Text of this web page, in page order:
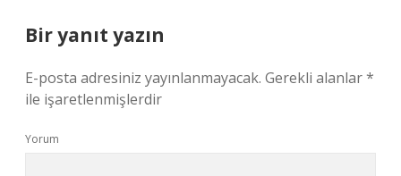
Bir yanıt yazın
E-posta adresiniz yayınlanmayacak. Gerekli alanlar*
ile işaretlenmişlerdir
Yorum